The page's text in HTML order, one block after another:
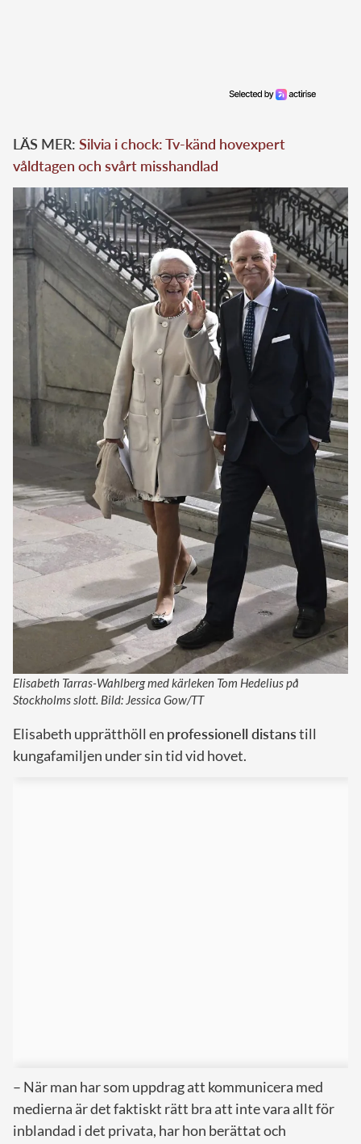
LÄS MER: Silvia i chock: Tv-känd hovexpert
våldtagen och svårt misshandlad
Elisabeth Tarras-Wahlberg med kärleken Tom Hedelius på
Stockholms slott. Bild: Jessica Gow/TT
Elisabeth upprätthöll en professionell distanstill
kungafamiljen under sin tid vid hovet.
– När man har som uppdrag att kommunicera med
medierna är det faktiskt rätt bra att inte vara allt för
inblandad i det privata, har hon berättat och